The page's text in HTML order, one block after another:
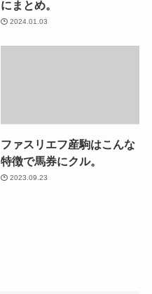
にまとめ。
2024.01.03
ファスリエフ産駒はこんな
特徴で馬券にクル。
2023.09.23